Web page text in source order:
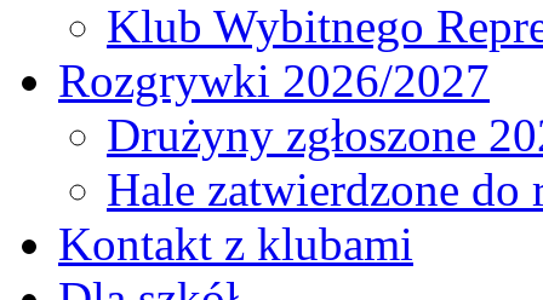
Klub Wybitnego
Rozgrywki 2026/2027
Drużyny zgłoszone
Hale zatwierdzone
Kontakt z klubami